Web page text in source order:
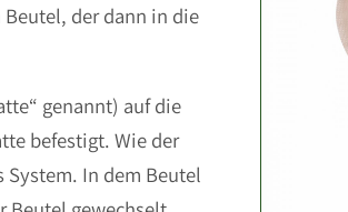
der dann in die
genannt) auf die
befestigt. Wie der
In dem Beutel